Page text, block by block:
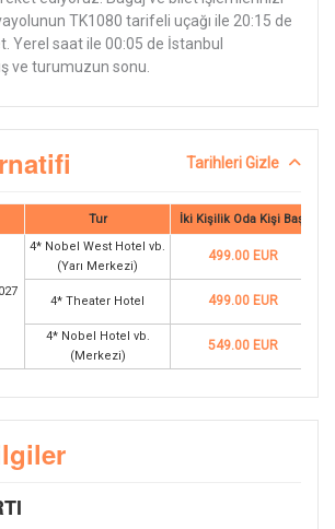
TK1080 tarifeli uçağı ile 20:15 de
Yerel saat ile 00:05 de İstanbul
ve turumuzun sonu.
Tarihleri Gizle
Tur İki Kişilik Oda Kişi Başı
4* Nobel West Hotel vb.
(Yarı Merkezi)
499.00 EUR
4* Theater Hotel 499.00 EUR
4* Nobel Hotel vb.
(Merkezi)
549.00 EUR